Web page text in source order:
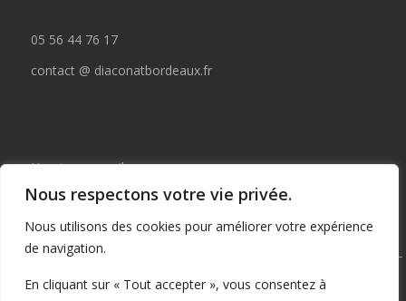
Nous respectons votre vie privée.
Nous utilisons des cookies pour améliorer votre expérience
de navigation.
En cliquant sur « Tout accepter », vous consentez à
05 56 44 76 17
contact @ diaconatbordeaux.fr
Horaires accueil :
du lundi au jeudi de 09:00 à 12:30
et de 14:00 à 17:00
Tous droits réservés © depuis 2015 : Il est interdit de copier ou